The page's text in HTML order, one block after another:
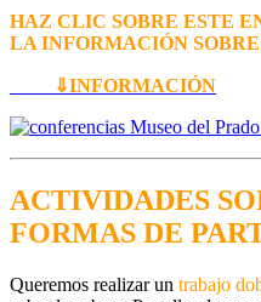
HAZ CLIC SOBRE ESTE
LA INFORMACIÓN
⇓INFORMACIÓN
ACTIVIDADES
FORMAS DE
Queremos realizar un trabajo